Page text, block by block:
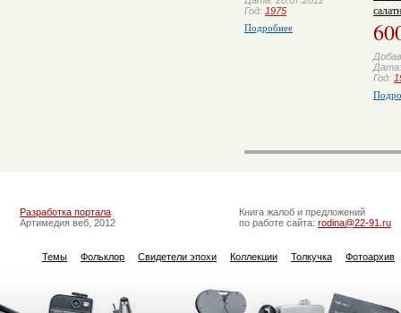
Год: 1975
Подробнее
Год:
Разработка портала
Артимедия веб, 2012
Книга жалоб и предложений
по работе сайта: rodina@22-91.ru
Темы Фольклор Свидетели эпохи Коллекции Толкучка Фотоархив